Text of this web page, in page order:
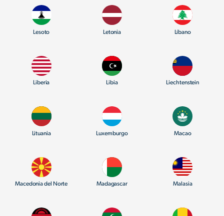
Lesoto Letonia Líbano
Liberia Libia Liechtenstein
Lituania Luxemburgo Macao
Macedonia del Norte Madagascar Malasia